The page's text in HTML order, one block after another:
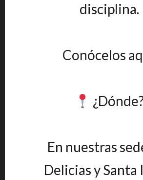
disciplina.
Conócelos
En nuestras
Delicias y Santa